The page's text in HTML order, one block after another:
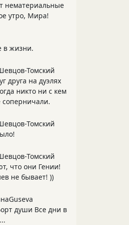
нематериальные
утро, Мира!
в жизни.
Томский
друга на дуэлях
никто ни с кем
соперничали.
Томский
Томский
что они Гении!
не бывает! ))
души Все дни в